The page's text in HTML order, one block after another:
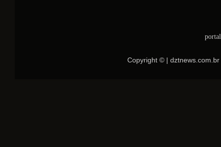
Copyright © |